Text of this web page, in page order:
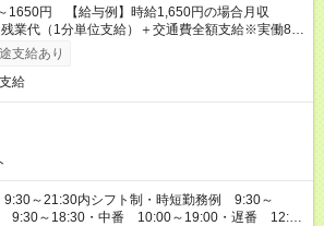
1650円 【給与例】時給1,650円の場合月収
業代（1分単位支給）＋交通費全額支給※実働8時
務の場合 ※お時給は一例です。ご経験により異な
支給あり
給
9:30～21:30内シフト制・時短勤務例 9:30～
9:30～18:30・中番 10:00～19:00・遅番 12:30